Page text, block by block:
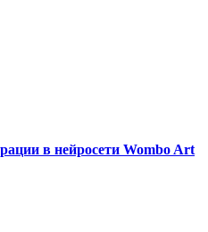
в нейросети Wombo Art